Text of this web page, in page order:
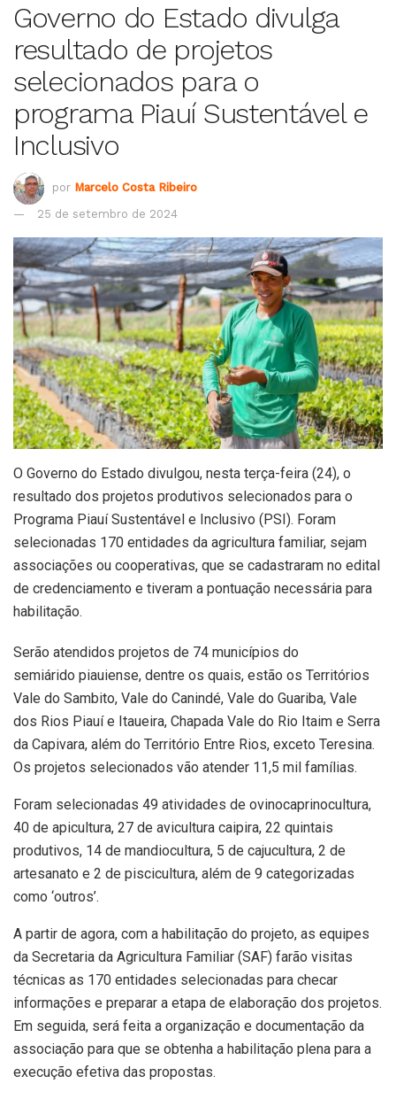
Governo do Estado divulga
resultado de projetos
selecionados para o
programa Piauí Sustentável e
Inclusivo
por Marcelo Costa Ribeiro
25 de setembro de 2024
O Governo do Estado divulgou, nesta terça-feira (24), o
resultado dos projetos produtivos selecionados para o
Programa Piauí Sustentável e Inclusivo (PSI). Foram
selecionadas 170 entidades da agricultura familiar, sejam
associações ou cooperativas, que se cadastraram no edital
de credenciamento e tiveram a pontuação necessária para
habilitação.
Serão atendidos projetos de 74 municípios do
semiárido piauiense, dentre os quais, estão os Territórios
Vale do Sambito, Vale do Canindé, Vale do Guariba, Vale
dos Rios Piauí e Itaueira, Chapada Vale do Rio Itaim e Serra
da Capivara, além do Território Entre Rios, exceto Teresina.
Os projetos selecionados vão atender 11,5 mil famílias.
Foram selecionadas 49 atividades de ovinocaprinocultura,
40 de apicultura, 27 de avicultura caipira, 22 quintais
produtivos, 14 de mandiocultura, 5 de cajucultura, 2 de
artesanato e 2 de piscicultura, além de 9 categorizadas
como ‘outros’.
A partir de agora, com a habilitação do projeto, as equipes
da Secretaria da Agricultura Familiar (SAF) farão visitas
técnicas as 170 entidades selecionadas para checar
informações e preparar a etapa de elaboração dos projetos.
Em seguida, será feita a organização e documentação da
associação para que se obtenha a habilitação plena para a
execução efetiva das propostas.